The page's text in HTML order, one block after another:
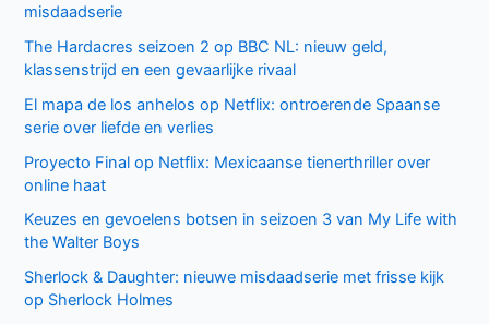
misdaadserie
The Hardacres seizoen 2 op BBC NL: nieuw geld,
klassenstrijd en een gevaarlijke rivaal
El mapa de los anhelos op Netflix: ontroerende Spaanse
serie over liefde en verlies
Proyecto Final op Netflix: Mexicaanse tienerthriller over
online haat
Keuzes en gevoelens botsen in seizoen 3 van My Life with
the Walter Boys
Sherlock & Daughter: nieuwe misdaadserie met frisse kijk
op Sherlock Holmes